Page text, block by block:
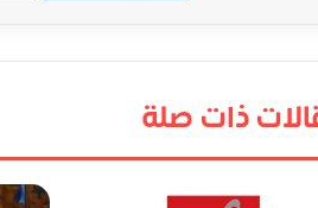
ذات صلة